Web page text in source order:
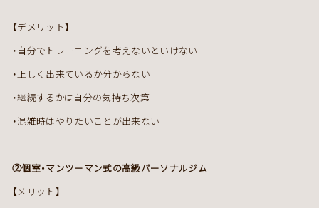
【デメリット】
・自分でトレーニングを考えないといけない
・正しく出来ているか分からない
・継続するかは自分の気持ち次第
・混雑時はやりたいことが出来ない
②個室・マンツーマン式の高級パーソナルジム
【メリット】